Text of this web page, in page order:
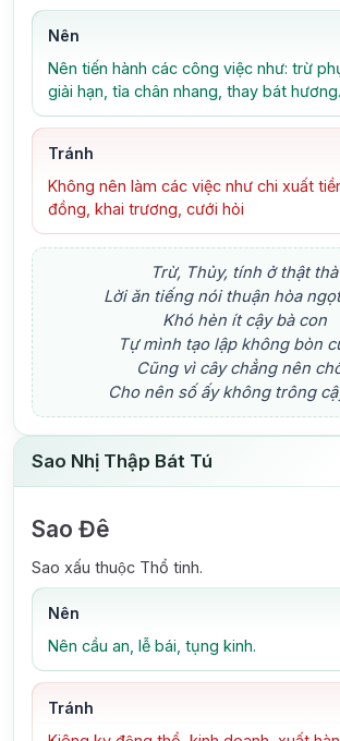
Nên
Nên tiến hành các công việc như: trừ
giải hạn, tỉa chân nhang, thay bát
Tránh
Không nên làm các việc như chi xuất
đồng, khai trương, cưới hỏi
Trừ, Thủy, tính ở thật thà
Lời ăn tiếng nói thuận hòa
Khó hèn ít cậy bà con
Tự mình tạo lập không bòn
Cũng vì cây chẳng nên
Cho nên số ấy không trông
Sao Nhị Thập Bát Tú
Sao Đê
Sao xấu thuộc Thổ tinh.
Nên
Nên cầu an, lễ bái, tụng kinh.
Tránh